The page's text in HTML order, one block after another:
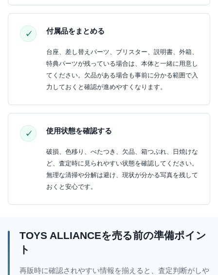
付属品をまとめる
台座、差し替えパーツ、ブリスター、説明書、外箱、
特典パーツが残っている場合は、本体と一緒に用意し
てください。欠品がある場合も事前に分かる範囲で入
力しておくと確認が進めやすくなります。
使用状態を確認する
破損、色移り、べたつき、欠品、箱つぶれ、日焼けな
ど、査定時に見られやすい状態を確認してください。
無理な清掃や分解は避け、現状が分かる写真を残して
おくと安心です。
TOYS ALLIANCEを売る前の準備ポイン
ト
再販時に確認されやすい情報を揃えると、査定判断がしや